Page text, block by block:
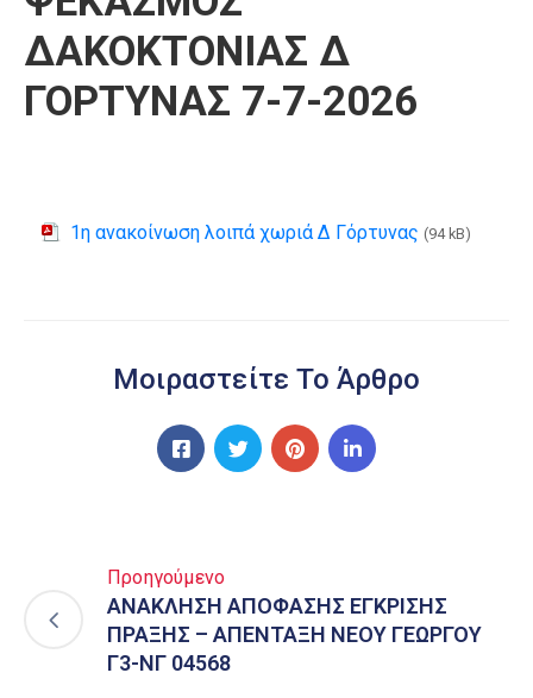
ΔΑΚΟΚΤΟΝΙΑΣ Δ
ΓΟΡΤΥΝΑΣ 7-7-2026
1η ανακοίνωση λοιπά χωριά Δ Γόρτυνας (94 kB)
Μοιραστείτε Το Άρθρο
Προηγούμενο
ΑΝΑΚΛΗΣΗ ΑΠΟΦΑΣΗΣ ΕΓΚΡΙΣΗΣ
ΠΡΑΞΗΣ – ΑΠΕΝΤΑΞΗ ΝΕΟΥ ΓΕΩΡΓΟΥ
Γ3-ΝΓ 04568